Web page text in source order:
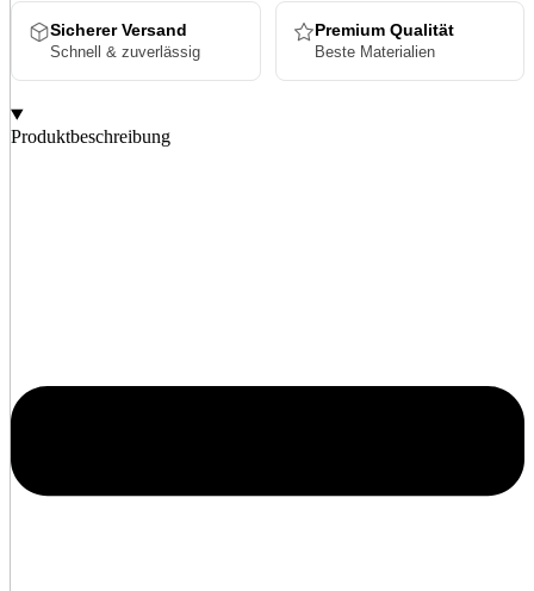
Sicherer Versand
Schnell & zuverlässig
Premium Qualität
Beste Materialien
Produktbeschreibung